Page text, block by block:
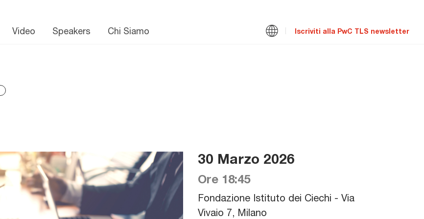
Video Speakers Chi Siamo Iscriviti alla PwC TLS newsletter
30 Marzo 2026
Ore 18:45
Fondazione Istituto dei Ciechi - Via
Vivaio 7, Milano